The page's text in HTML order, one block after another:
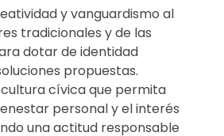
y vanguardismo al
tradicionales y de las
dotar de identidad
propuestas.
cívica que permita
personal y el interés
una actitud responsable